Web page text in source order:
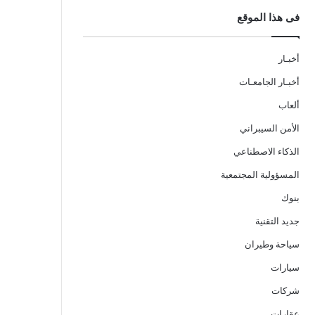
فى هذا الموقع
أخبـار
أخبـار الجامعـات
ألعاب
الأمن السيبراني
الذكاء الاصطناعي
المسؤولية المجتمعية
بنوك
جديد التقنية
سياحة وطيران
سيارات
شركات